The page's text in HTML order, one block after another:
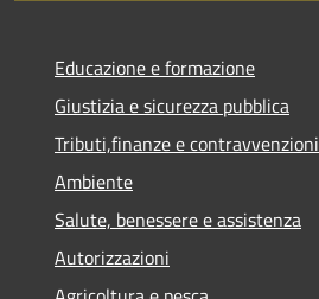
Educazione e formazione
Giustizia e sicurezza pubblica
Tributi,finanze e contravvenzioni
Ambiente
Salute, benessere e assistenza
Autorizzazioni